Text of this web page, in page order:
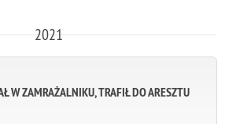
2021
W ZAMRAŻALNIKU, TRAFIŁ DO ARESZTU